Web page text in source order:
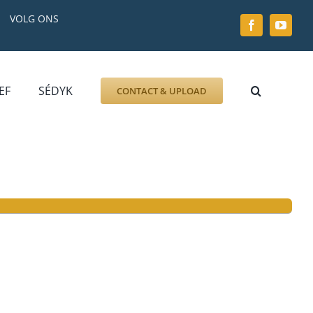
VOLG ONS
GRAFZERK
ALLLES
SÉDYK CONTACT & UPLOAD